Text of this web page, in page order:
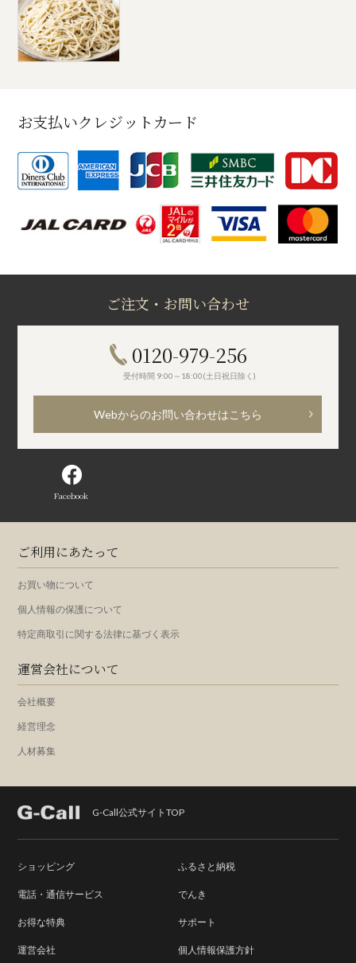
お支払いクレジットカード
ご注文・お問い合わせ
0120-979-256
受付時間 9:00～18:00(土日祝日除く)
Webからのお問い合わせはこちら
Facebook
ご利用にあたって
お買い物について
個人情報の保護について
特定商取引に関する法律に基づく表示
運営会社について
会社概要
経営理念
人材募集
G-Call公式サイトTOP
ショッピング ふるさと納税
電話・通信サービス でんき
お得な特典 サポート
運営会社 個人情報保護方針